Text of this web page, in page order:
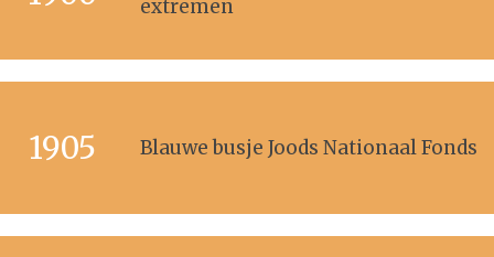
extremen
1905 Blauwe busje Joods Nationaal Fonds